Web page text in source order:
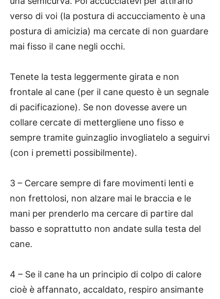
verso di voi (la postura di accucciamento è una
postura di amicizia) ma cercate di non guardare
mai fisso il cane negli occhi.
Tenete la testa leggermente girata e non
frontale al cane (per il cane questo è un segnale
di pacificazione). Se non dovesse avere un
collare cercate di mettergliene uno fisso e
sempre tramite guinzaglio invogliatelo a seguirvi
(con i premetti possibilmente).
3 – Cercare sempre di fare movimenti lenti e
non frettolosi, non alzare mai le braccia e le
mani per prenderlo ma cercare di partire dal
basso e soprattutto non andate sulla testa del
cane.
4 – Se il cane ha un principio di colpo di calore
cioè è affannato, accaldato, respiro ansimante